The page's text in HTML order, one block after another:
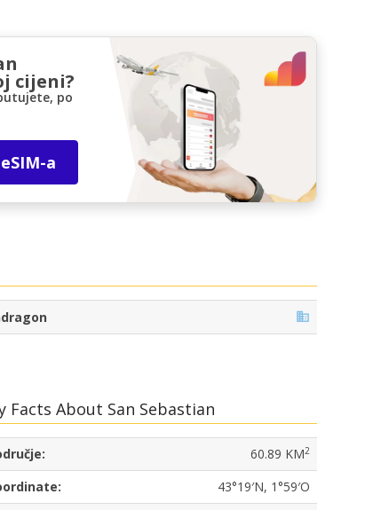
cijeni?
po
a
Facts About San Sebastian
60.89 KM2
43°19′N, 1°59′O